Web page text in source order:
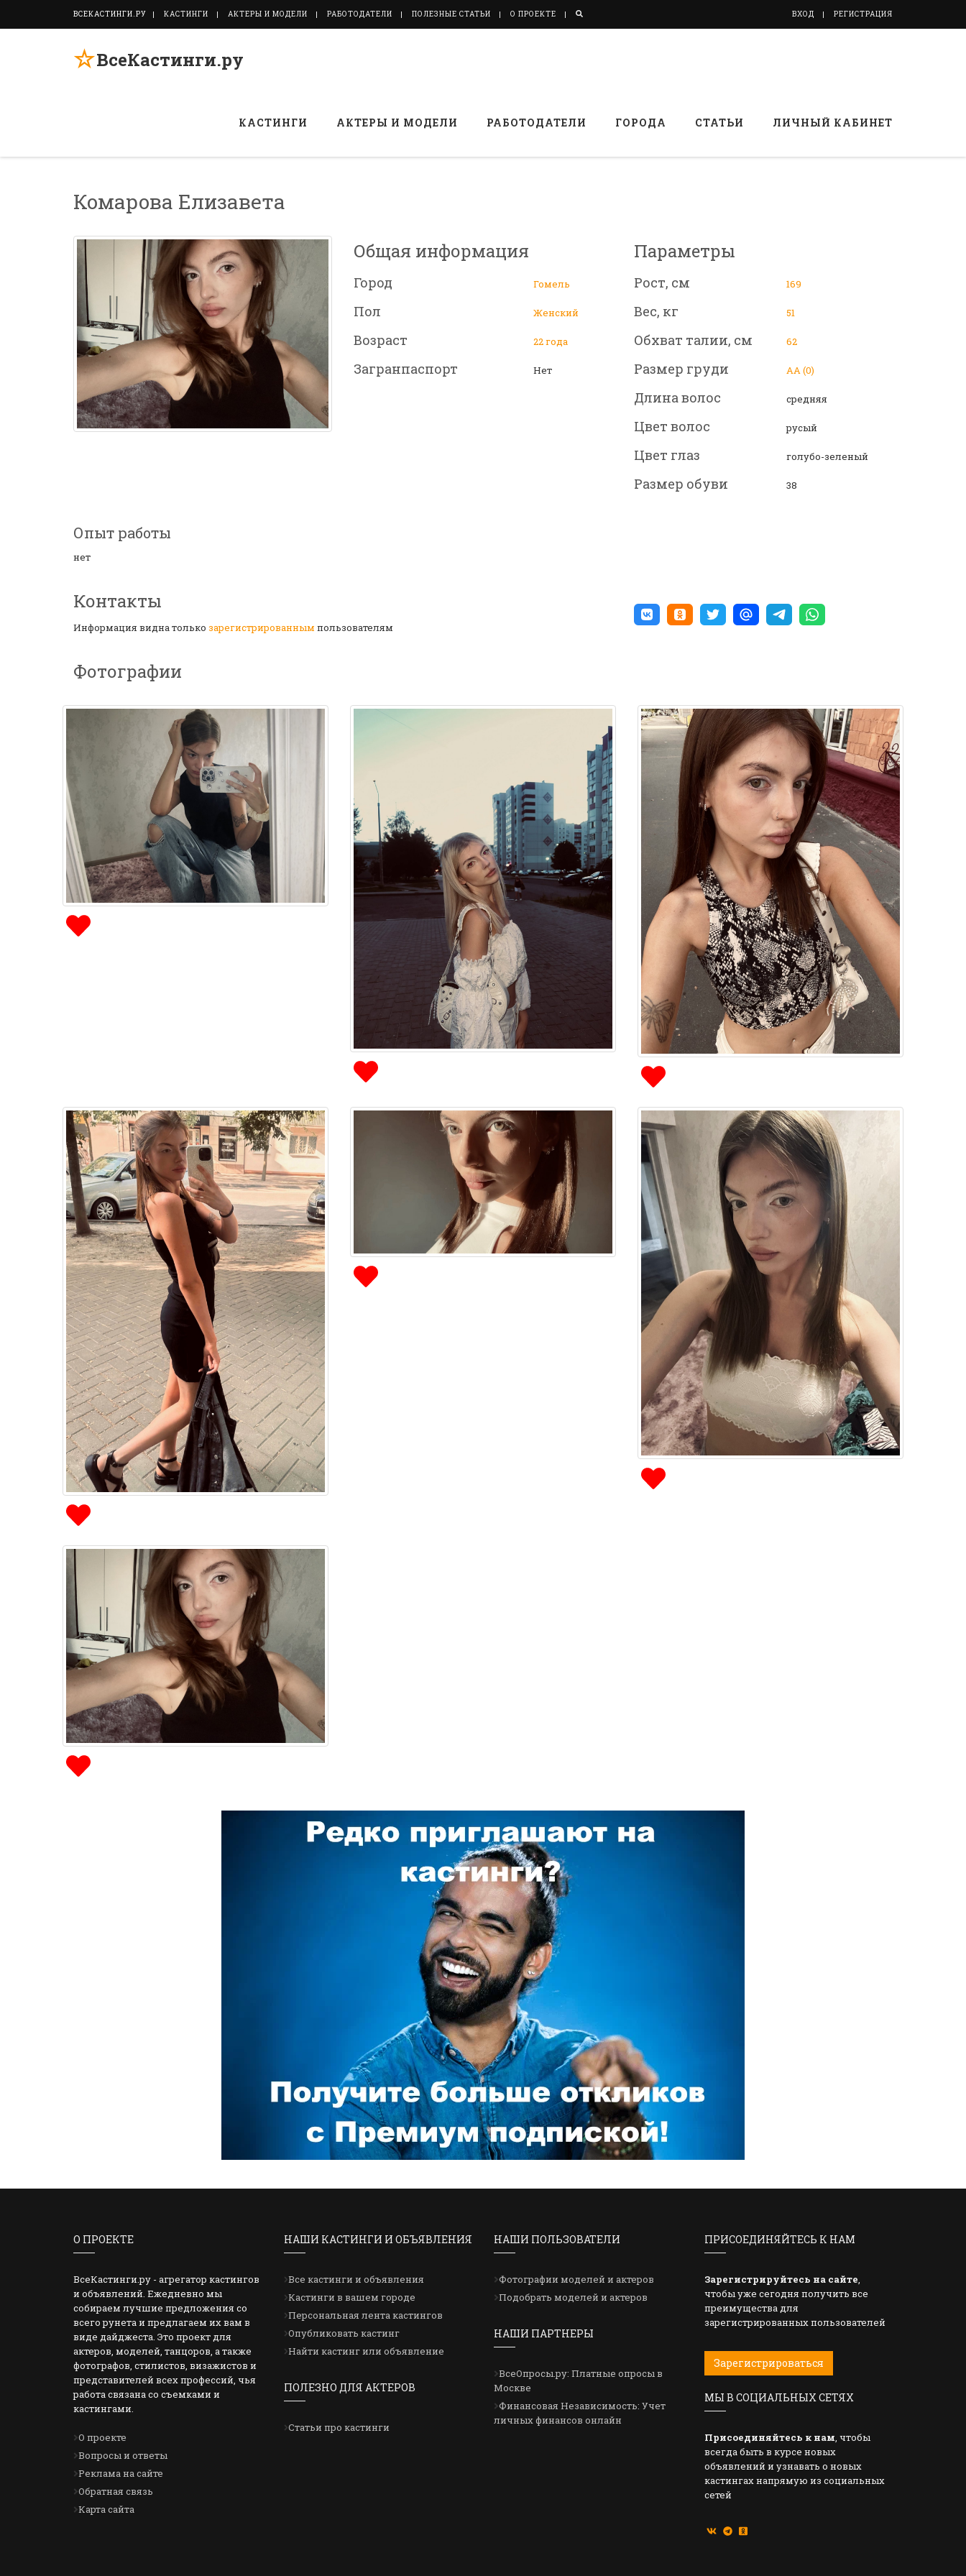
ВСЕКАСТИНГИ.РУ КАСТИНГИ АКТЕРЫ И МОДЕЛИ РАБОТОДАТЕЛИ ПОЛЕЗНЫЕ СТАТЬИ О ПРОЕКТЕ ВХОД РЕГИСТРАЦИЯ
☆ВсеКастинги.ру
КАСТИНГИ АКТЕРЫ И МОДЕЛИ РАБОТОДАТЕЛИ ГОРОДА СТАТЬИ ЛИЧНЫЙ КАБИНЕТ
Комарова Елизавета
Общая информация
Город Гомель
Пол Женский
Возраст 22 года
Загранпаспорт Нет
Параметры
Рост, см 169
Вес, кг 51
Обхват талии, см 62
Размер груди АА (0)
Длина волос средняя
Цвет волос русый
Цвет глаз голубо-зеленый
Размер обуви 38
Опыт работы
нет
Контакты
Информация видна только зарегистрированным пользователям
Фотографии
О ПРОЕКТЕ
ВсеКастинги.ру - агрегатор кастингов
и объявлений. Ежедневно мы
собираем лучшие предложения со
всего рунета и предлагаем их вам в
виде дайджеста. Это проект для
актеров, моделей, танцоров, а также
фотографов, стилистов, визажистов и
представителей всех профессий, чья
работа связана со съемками и
кастингами.
О проекте
Вопросы и ответы
Реклама на сайте
Обратная связь
Карта сайта
НАШИ КАСТИНГИ И ОБЪЯВЛЕНИЯ
Все кастинги и объявления
Кастинги в вашем городе
Персональная лента кастингов
Опубликовать кастинг
Найти кастинг или объявление
ПОЛЕЗНО ДЛЯ АКТЕРОВ
Статьи про кастинги
НАШИ ПОЛЬЗОВАТЕЛИ
Фотографии моделей и актеров
Подобрать моделей и актеров
НАШИ ПАРТНЕРЫ
ВсеОпросы.ру: Платные опросы в
Москве
Финансовая Независимость: Учет
личных финансов онлайн
ПРИСОЕДИНЯЙТЕСЬ К НАМ
Зарегистрируйтесь на сайте,
чтобы уже сегодня получить все
преимущества для
зарегистрированных пользователей
Зарегистрироваться
МЫ В СОЦИАЛЬНЫХ СЕТЯХ
Присоединяйтесь к нам, чтобы
всегда быть в курсе новых
объявлений и узнавать о новых
кастингах напрямую из социальных
сетей